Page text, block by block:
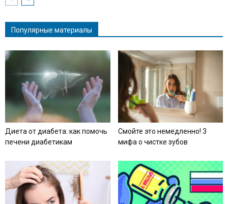
Популярные материалы
Диета от диабета: как помочь
печени диабетикам
Смойте это немедленно! 3
мифа о чистке зубов